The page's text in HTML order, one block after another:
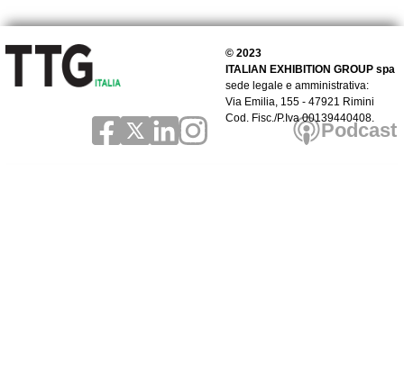
© 2023
ITALIAN EXHIBITION GROUP spa
sede legale e amministrativa:
Via Emilia, 155 - 47921 Rimini
Cod. Fisc./P.Iva 00139440408.
Podcast